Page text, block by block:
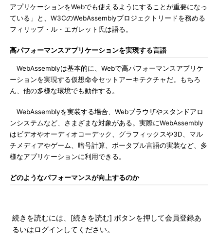
アプリケーションをWebでも使えるようにすることが重要になっ
ている」と、W3CのWebAssemblyプロジェクトリードを務める
フィリップ・ル・エガレット氏は語る。
高パフォーマンスアプリケーションを実現する言語
WebAssemblyは基本的に、Webで高パフォーマンスアプリケ
ーションを実現する仮想命令セットアーキテクチャだ。もちろ
ん、他の多様な環境でも動作する。
WebAssemblyを実装する場合、Webブラウザやスタンドアロ
ンシステムなど、さまざまな対象がある。実際にWebAssembly
はビデオやオーディオコーデック、グラフィックスや3D、マル
チメディアやゲーム、暗号計算、ポータブル言語の実装など、多
様なアプリケーションに利用できる。
どのようなパフォーマンスが向上するのか
続きを読むには、[続きを読む] ボタンを押して会員登録あ
るいはログインしてください。